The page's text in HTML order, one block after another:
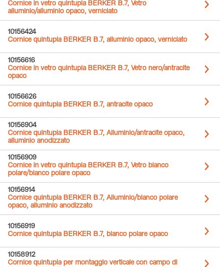
Cornice in vetro quintupla BERKER B.7, Vetro
alluminio/alluminio opaco, verniciato
10156424
Cornice quintupla BERKER B.7, alluminio opaco, verniciato
10156616
Cornice in vetro quintupla BERKER B.7, Vetro nero/antracite
opaco
10156626
Cornice quintupla BERKER B.7, antracite opaco
10156904
Cornice quintupla BERKER B.7, Alluminio/antracite opaco,
alluminio anodizzato
10156909
Cornice in vetro quintupla BERKER B.7, Vetro bianco
polare/bianco polare opaco
10156914
Cornice quintupla BERKER B.7, Alluminio/bianco polare
opaco, alluminio anodizzato
10156919
Cornice quintupla BERKER B.7, bianco polare opaco
10158912
Cornice quintupla per montaggio verticale con campo di